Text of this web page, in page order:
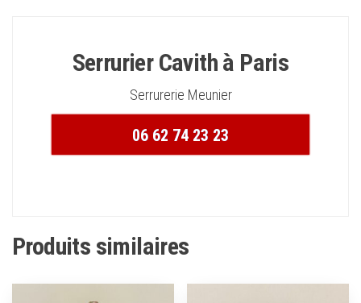
Serrurier Cavith à Paris
Serrurerie Meunier
06 62 74 23 23
Produits similaires